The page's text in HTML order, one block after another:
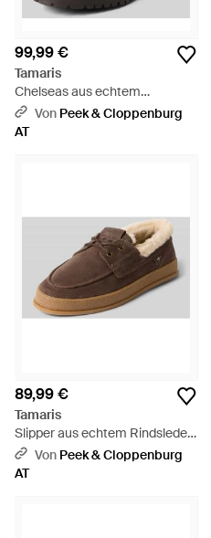
99,99 €
Tamaris
Chelseas aus echtem
Rindsleder - Braun
Von Peek & Cloppenburg
AT
89,99 €
Tamaris
Slipper aus echtem Rindsleder
- Braun
Von Peek & Cloppenburg
AT